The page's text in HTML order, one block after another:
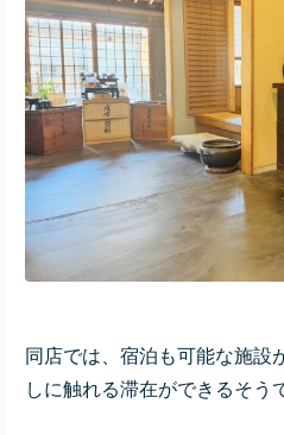
同店では、宿泊も可能な施設
しに触れる滞在ができるそう